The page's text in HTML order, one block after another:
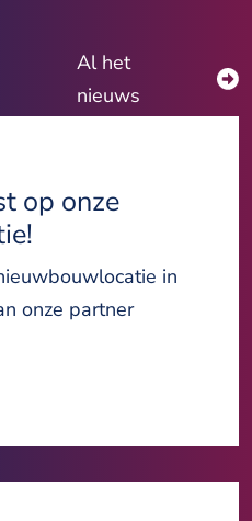
Al het
nieuws
op onze
in
onze partner